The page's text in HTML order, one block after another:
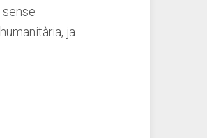
sense
ja